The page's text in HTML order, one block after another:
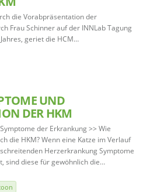
die Vorabpräsentation der
Frau Schinner auf der INNLab Tagung
geriet die HCM…
UND
DER HKM
der Erkrankung >> Wie
die HKM? Wenn eine Katze im Verlauf
Herzerkrankung Symptome
sind diese für gewöhnlich die…